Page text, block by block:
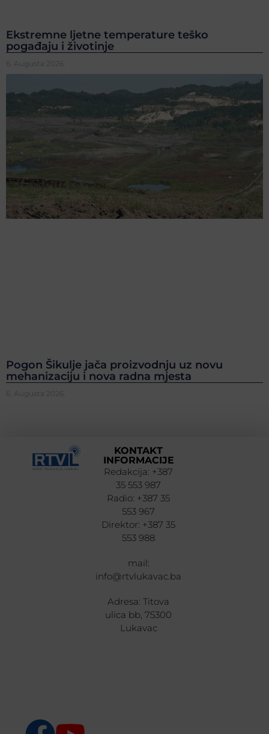
Ekstremne ljetne temperature teško
pogađaju i životinje
6. Augusta 2026.
Pogon Šikulje jača proizvodnju uz novu
mehanizaciju i nova radna mjesta
6. Augusta 2026.
KONTAKT
INFORMACIJE
Redakcija: +387
35 553 987
Radio: +387 35
553 967
Direktor: +387 35
553 988
mail:
info@rtvlukavac.ba
Adresa: Titova
ulica bb, 75300
Lukavac